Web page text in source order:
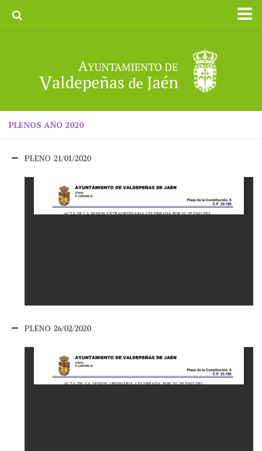
II CXM ROMPEALBARCAS 2023
PLENOS AÑO 2020
PLENO 21/01/2020
PLENO 26/02/2020